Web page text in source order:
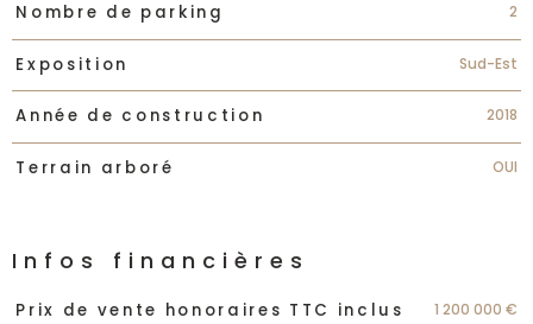
Nombre de parking 2
Exposition Sud-Est
Année de construction 2018
Terrain arboré OUI
Infos financières
Caractéristiques Valeurs
Prix de vente honoraires TTC inclus 1 200 000 €